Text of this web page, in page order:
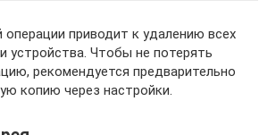
операции приводит к удалению всех
устройства. Чтобы не потерять
рекомендуется предварительно
копию через настройки.